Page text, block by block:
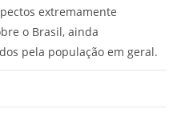
extremamente
o Brasil, ainda
pela população em geral.